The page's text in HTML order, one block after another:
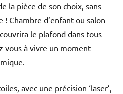
la pièce de son choix, sans
Chambre d’enfant ou salon
couvrira le plafond dans tous
vous à vivre un moment
avec une précision ‘laser’,